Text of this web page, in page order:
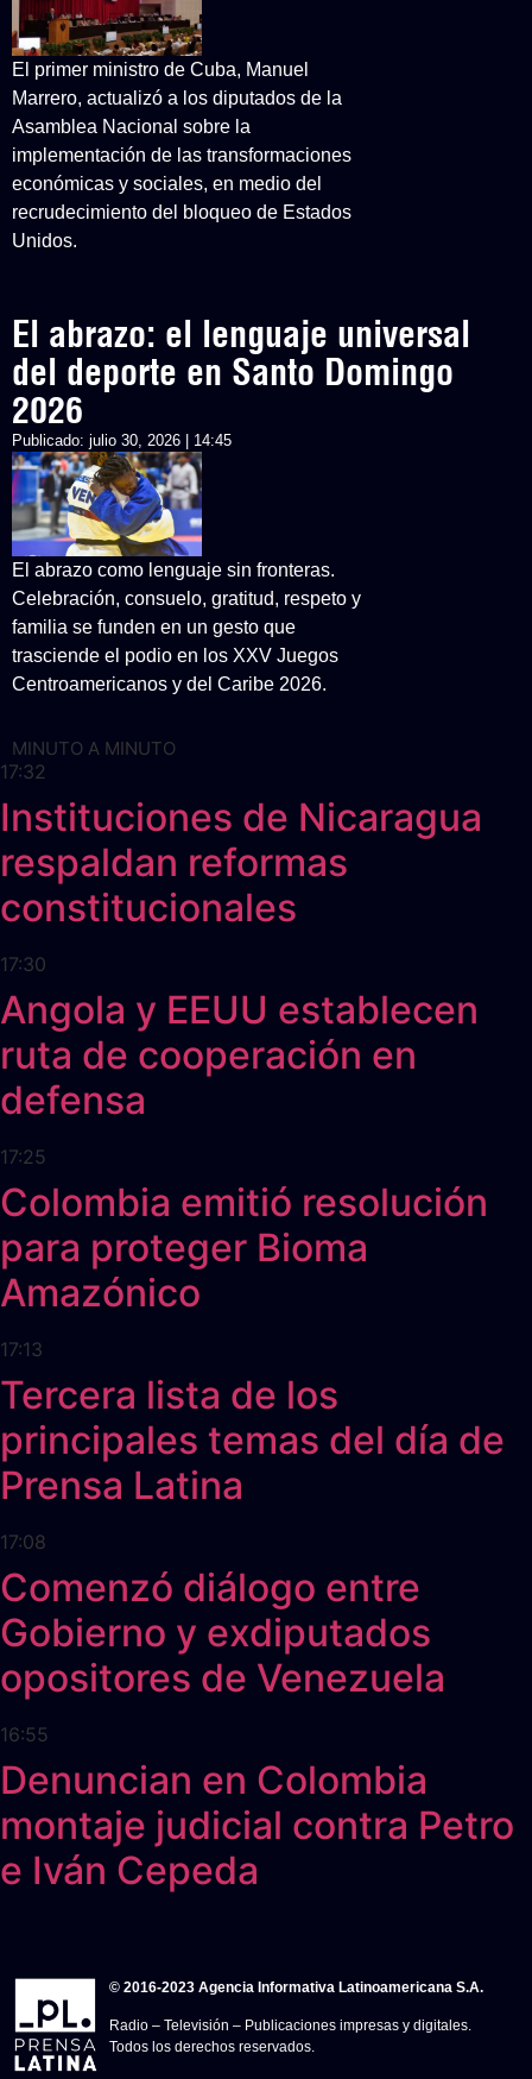
El primer ministro de Cuba, Manuel
Marrero, actualizó a los diputados de la
Asamblea Nacional sobre la
implementación de las transformaciones
económicas y sociales, en medio del
recrudecimiento del bloqueo de Estados
Unidos.
El abrazo: el lenguaje universal
del deporte en Santo Domingo
2026
Publicado: julio 30, 2026 | 14:45
El abrazo como lenguaje sin fronteras.
Celebración, consuelo, gratitud, respeto y
familia se funden en un gesto que
trasciende el podio en los XXV Juegos
Centroamericanos y del Caribe 2026.
MINUTO A MINUTO
17:32
Instituciones de Nicaragua
respaldan reformas
constitucionales
17:30
Angola y EEUU establecen
ruta de cooperación en
defensa
17:25
Colombia emitió resolución
para proteger Bioma
Amazónico
17:13
Tercera lista de los
principales temas del día de
Prensa Latina
17:08
Comenzó diálogo entre
Gobierno y exdiputados
opositores de Venezuela
16:55
Denuncian en Colombia
montaje judicial contra Petro
e Iván Cepeda
© 2016-2023 Agencia Informativa Latinoamericana S.A.
Radio – Televisión – Publicaciones impresas y digitales.
Todos los derechos reservados.